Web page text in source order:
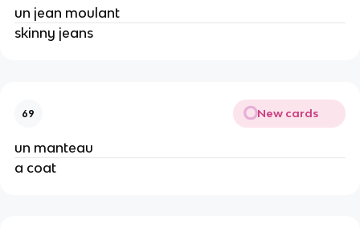
un jean moulant
skinny jeans
69 New cards
un manteau
a coat